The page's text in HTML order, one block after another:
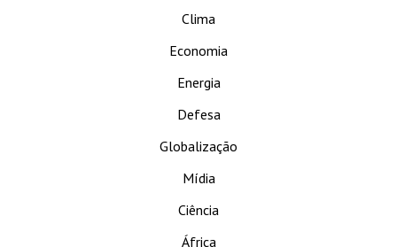
Clima
Economia
Energia
Defesa
Globalização
Mídia
Ciência
África